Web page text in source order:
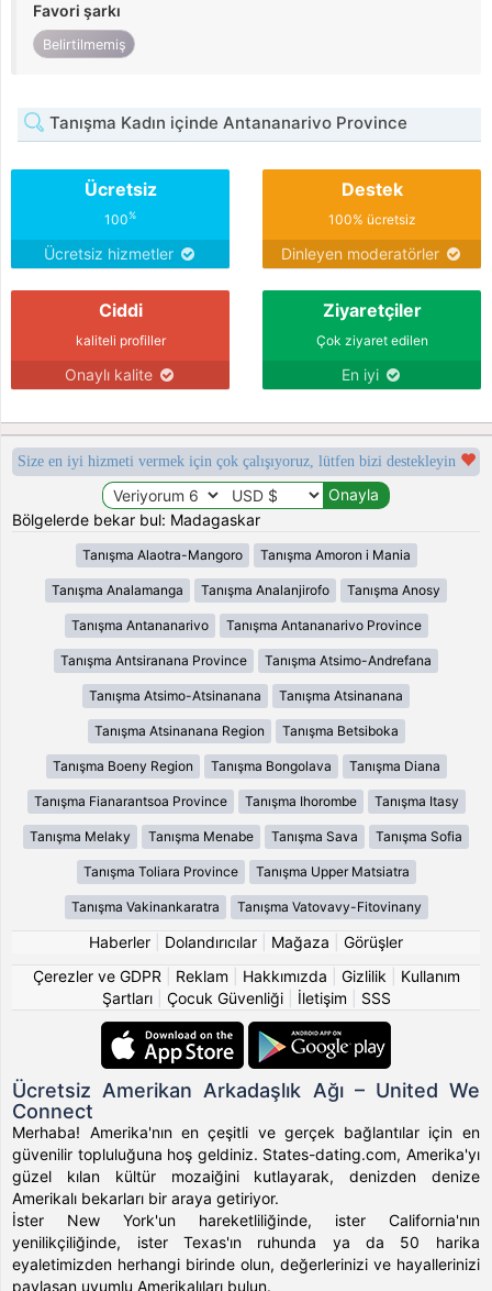
Favori şarkı
Belirtilmemiş
Tanışma Kadın içinde Antananarivo Province
Ücretsiz
100%
Ücretsiz hizmetler
Destek
100% ücretsiz
Dinleyen moderatörler
Ciddi
kaliteli profiller
Onaylı kalite
Ziyaretçiler
Çok ziyaret edilen
En iyi
Size en iyi hizmeti vermek için çok çalışıyoruz, lütfen bizi destekleyin
Bölgelerde bekar bul: Madagaskar
Tanışma Alaotra-Mangoro Tanışma Amoron i Mania
Tanışma Analamanga Tanışma Analanjirofo Tanışma Anosy
Tanışma Antananarivo Tanışma Antananarivo Province
Tanışma Antsiranana Province Tanışma Atsimo-Andrefana
Tanışma Atsimo-Atsinanana Tanışma Atsinanana
Tanışma Atsinanana Region Tanışma Betsiboka
Tanışma Boeny Region Tanışma Bongolava Tanışma Diana
Tanışma Fianarantsoa Province Tanışma Ihorombe Tanışma Itasy
Tanışma Melaky Tanışma Menabe Tanışma Sava Tanışma Sofia
Tanışma Toliara Province Tanışma Upper Matsiatra
Tanışma Vakinankaratra Tanışma Vatovavy-Fitovinany
Haberler Dolandırıcılar Mağaza
Görüşler
Çerezler ve GDPR
Reklam Hakkımızda Gizlilik
Kullanım
Şartları| Çocuk Güvenliği| İletişim SSS
Ücretsiz Amerikan Arkadaşlık Ağı – United We
Connect
Merhaba! Amerika'nın en çeşitli ve gerçek bağlantılar için en
güvenilir topluluğuna hoş geldiniz. States-dating.com, Amerika'yı
güzel kılan kültür mozaiğini kutlayarak, denizden denize
Amerikalı bekarları bir araya getiriyor.
İster New York'un hareketliliğinde, ister California'nın
yenilikçiliğinde, ister Texas'ın ruhunda ya da 50 harika
eyaletimizden herhangi birinde olun, değerlerinizi ve hayallerinizi
paylaşan uyumlu Amerikalıları bulun.